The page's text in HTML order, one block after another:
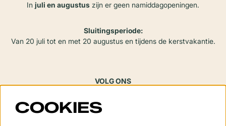
In juli en augustus zijn er geen namiddagopeningen.
Sluitingsperiode:
Van 20 juli tot en met 20 augustus en tijdens de kerstvakantie.
VOLG ONS
COOKIES